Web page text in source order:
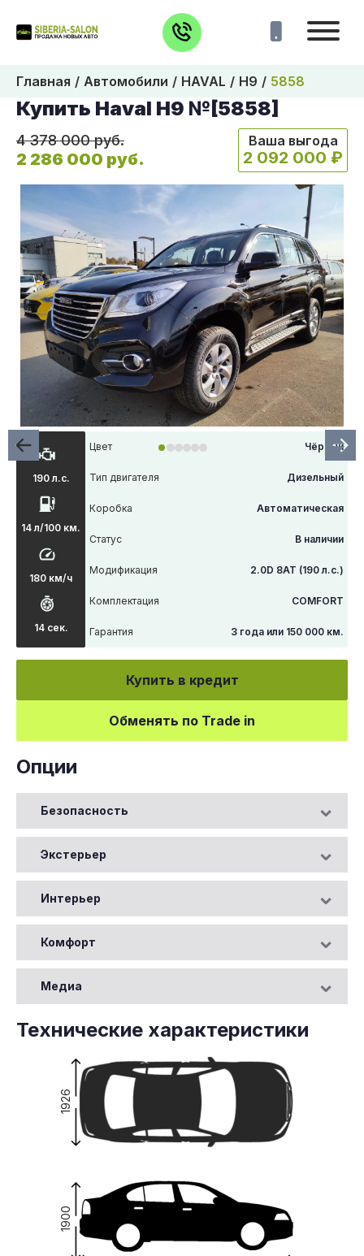
Главная Автомобили HAVAL H9 5858
Купить Haval H9 №[5858]
4 378 000 руб.
2 286 000 руб.
Ваша выгода
2 092 000 ₽
190 л.с.
14 л/100 км.
180 км/ч
14 сек.
Цвет Чёрный
Тип двигателя Дизельный
Коробка Автоматическая
Статус В наличии
Модификация 2.0D 8АТ (190 л.с.)
Комплектация COMFORT
Гарантия 3 года или 150 000 км.
Купить в кредит
Обменять по Trade in
Опции
Безопасность
Экстерьер
Интерьер
Комфорт
Медиа
Технические характеристики
1900
1926